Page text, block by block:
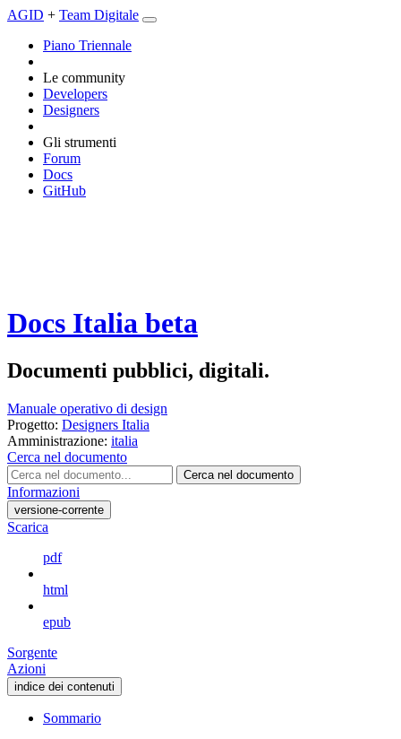
AGID + Team Digitale
Piano Triennale
Le community
Developers
Designers
Gli strumenti
Forum
Docs
GitHub
Docs Italia beta
Documenti pubblici, digitali.
Manuale operativo di design
Progetto: Designers Italia
Amministrazione: italia
Cerca nel documento
Cerca nel documento
Informazioni
versione-corrente
Scarica
pdf
html
epub
Sorgente
Azioni
indice dei contenuti
Sommario